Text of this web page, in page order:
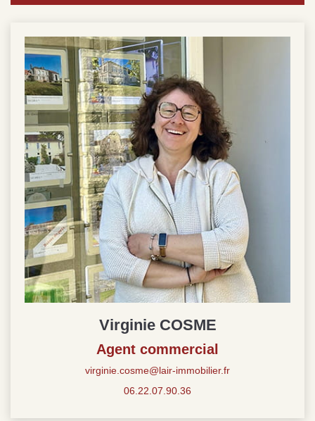
Virginie COSME
Agent commercial
virginie.cosme@lair-immobilier.fr
06.22.07.90.36